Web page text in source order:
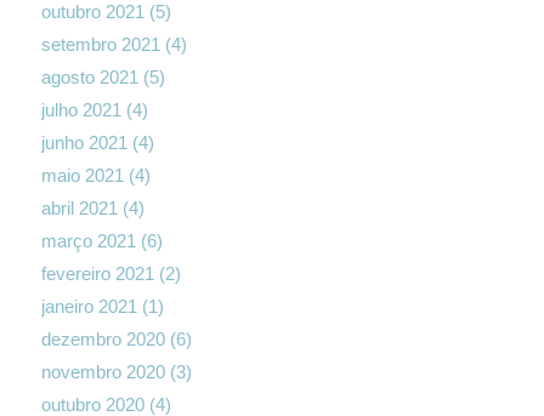
outubro 2021 (5)
setembro 2021 (4)
agosto 2021 (5)
julho 2021 (4)
junho 2021 (4)
maio 2021 (4)
abril 2021 (4)
março 2021 (6)
fevereiro 2021 (2)
janeiro 2021 (1)
dezembro 2020(6)
novembro 2020(3)
outubro 2020(4)